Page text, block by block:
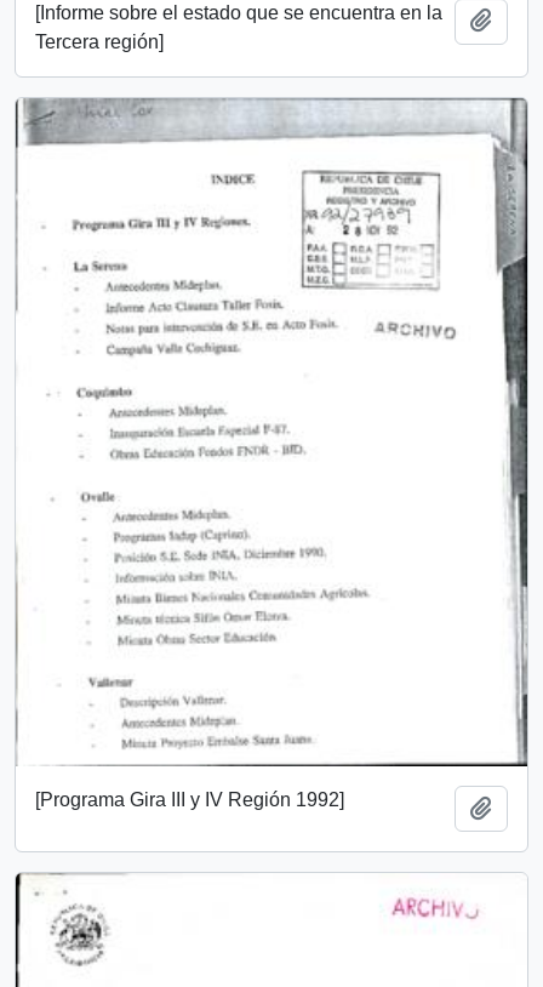
[Informe sobre el estado que se encuentra en la
Tercera región]
[Programa Gira III y IV Región 1992]